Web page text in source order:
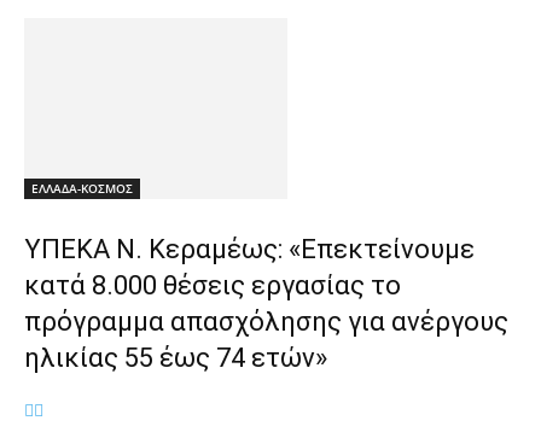
ΕΛΛΑΔΑ-ΚΟΣΜΟΣ
ΥΠΕΚΑ Ν. Κεραμέως: «Επεκτείνουμε
κατά 8.000 θέσεις εργασίας το
πρόγραμμα απασχόλησης για ανέργους
ηλικίας 55 έως 74 ετών»